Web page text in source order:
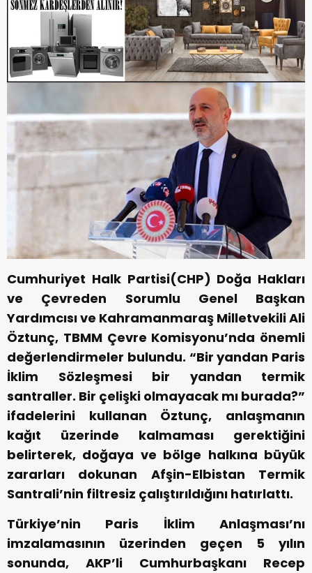
Cumhuriyet Halk Partisi(CHP) Doğa Hakları
ve Çevreden Sorumlu Genel Başkan
Yardımcısı ve Kahramanmaraş Milletvekili Ali
Öztunç, TBMM Çevre Komisyonu’nda önemli
değerlendirmeler bulundu. “Bir yandan Paris
İklim Sözleşmesi bir yandan termik
santraller. Bir çelişki olmayacak mı burada?”
ifadelerini kullanan Öztunç, anlaşmanın
kağıt üzerinde kalmaması gerektiğini
belirterek, doğaya ve bölge halkına büyük
zararları dokunan Afşin-Elbistan Termik
Santrali’nin filtresiz çalıştırıldığını hatırlattı.
Türkiye’nin Paris İklim Anlaşması’nı
imzalamasının üzerinden geçen 5 yılın
sonunda, AKP’li Cumhurbaşkanı Recep